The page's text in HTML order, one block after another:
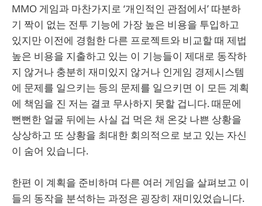
MMO 게임과 마찬가지로 ‘개인적인 관점에서’ 따분하
기 짝이 없는 전투 기능에 가장 높은 비용을 투입하고
있지만 이전에 경험한 다른 프로젝트와 비교할 때 제법
높은 비용을 지출하고 있는 이 기능들이 제대로 동작하
지 않거나 충분히 재미있지 않거나 인게임 경제시스템
에 문제를 일으키는 등의 문제를 일으키면 이 모든 계획
에 책임을 진 저는 결코 무사하지 못할 겁니다. 때문에
뻔뻔한 얼굴 뒤에는 사실 겁 먹은 채 온갖 나쁜 상황을
상상하고 또 상황을 최대한 회의적으로 보고 있는 자신
이 숨어 있습니다.
한편 이 계획을 준비하며 다른 여러 게임을 살펴보고 이
들의 동작을 분석하는 과정은 굉장히 재미있었습니다.